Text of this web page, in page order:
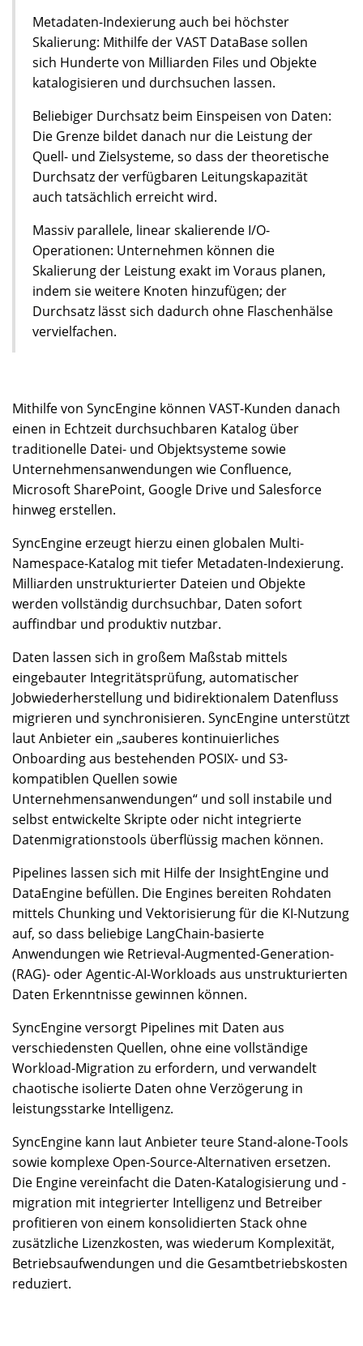
Metadaten-Indexierung auch bei höchster
Skalierung: Mithilfe der VAST DataBase sollen
sich Hunderte von Milliarden Files und Objekte
katalogisieren und durchsuchen lassen.
Beliebiger Durchsatz beim Einspeisen von Daten:
Die Grenze bildet danach nur die Leistung der
Quell- und Zielsysteme, so dass der theoretische
Durchsatz der verfügbaren Leitungskapazität
auch tatsächlich erreicht wird.
Massiv parallele, linear skalierende I/O-
Operationen: Unternehmen können die
Skalierung der Leistung exakt im Voraus planen,
indem sie weitere Knoten hinzufügen; der
Durchsatz lässt sich dadurch ohne Flaschenhälse
vervielfachen.
Mithilfe von SyncEngine können VAST-Kunden danach
einen in Echtzeit durchsuchbaren Katalog über
traditionelle Datei- und Objektsysteme sowie
Unternehmensanwendungen wie Confluence,
Microsoft SharePoint, Google Drive und Salesforce
hinweg erstellen.
SyncEngine erzeugt hierzu einen globalen Multi-
Namespace-Katalog mit tiefer Metadaten-Indexierung.
Milliarden unstrukturierter Dateien und Objekte
werden vollständig durchsuchbar, Daten sofort
auffindbar und produktiv nutzbar.
Daten lassen sich in großem Maßstab mittels
eingebauter Integritätsprüfung, automatischer
Jobwiederherstellung und bidirektionalem Datenfluss
migrieren und synchronisieren. SyncEngine unterstützt
laut Anbieter ein „sauberes kontinuierliches
Onboarding aus bestehenden POSIX- und S3-
kompatiblen Quellen sowie
Unternehmensanwendungen“ und soll instabile und
selbst entwickelte Skripte oder nicht integrierte
Datenmigrationstools überflüssig machen können.
Pipelines lassen sich mit Hilfe der InsightEngine und
DataEngine befüllen. Die Engines bereiten Rohdaten
mittels Chunking und Vektorisierung für die KI-Nutzung
auf, so dass beliebige LangChain-basierte
Anwendungen wie Retrieval-Augmented-Generation-
(RAG)- oder Agentic-AI-Workloads aus unstrukturierten
Daten Erkenntnisse gewinnen können.
SyncEngine versorgt Pipelines mit Daten aus
verschiedensten Quellen, ohne eine vollständige
Workload-Migration zu erfordern, und verwandelt
chaotische isolierte Daten ohne Verzögerung in
leistungsstarke Intelligenz.
SyncEngine kann laut Anbieter teure Stand-alone-Tools
sowie komplexe Open-Source-Alternativen ersetzen.
Die Engine vereinfacht die Daten-Katalogisierung und -
migration mit integrierter Intelligenz und Betreiber
profitieren von einem konsolidierten Stack ohne
zusätzliche Lizenzkosten, was wiederum Komplexität,
Betriebsaufwendungen und die Gesamtbetriebskosten
reduziert.